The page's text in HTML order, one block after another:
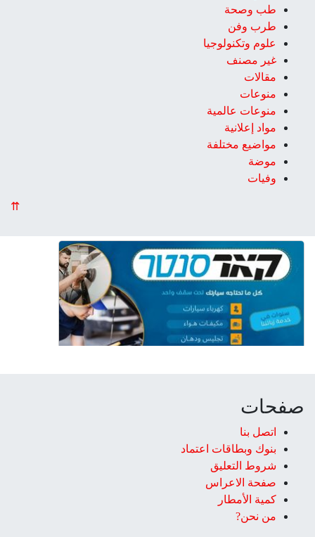
طب وصحة
طرب وفن
علوم وتكنولوجيا
غير مصنف
مقالات
منوعات
منوعات عالمية
مواد إعلانية
مواضيع مختلفة
موضة
وفيات
⇈
صفحات
اتصل بنا
بنوك وبطاقات اعتماد
شروط التعليق‎
صفحة الاعراس
كمية الأمطار
من نحن?